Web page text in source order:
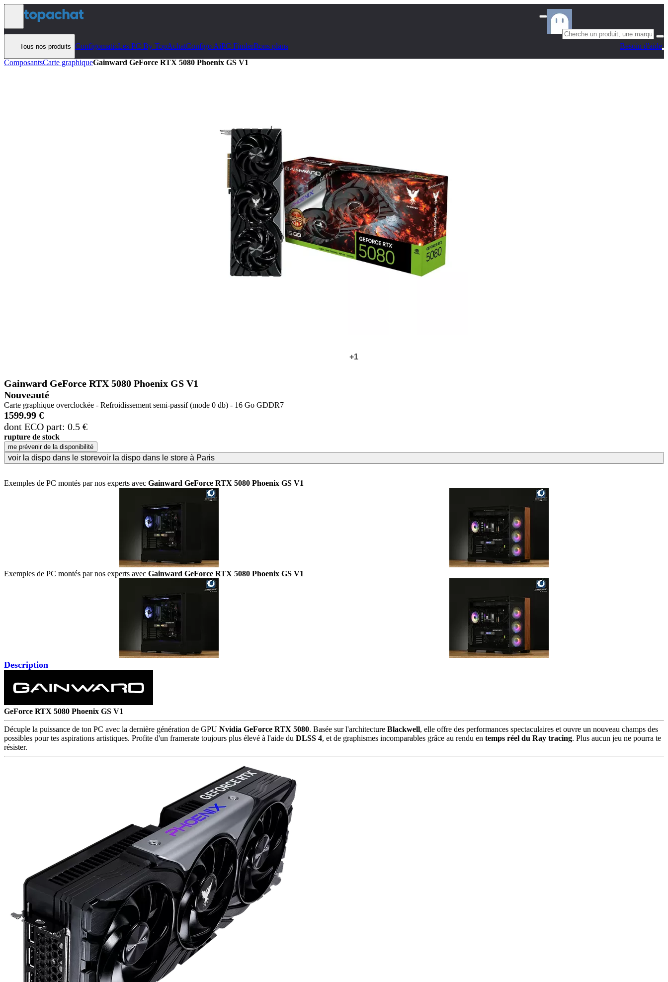
Aller au contenu
Tous nos produits ConfigomaticLes PC By TopAchatConfigo AiPC FinderBons plans
Besoin d'aide
ComposantsCarte graphiqueGainward GeForce RTX 5080 Phoenix GS V1
+1
Gainward GeForce RTX 5080 Phoenix GS V1
Nouveauté
Carte graphique overclockée - Refroidissement semi-passif (mode 0 db) - 16 Go GDDR7
1599.99 €
dont ECO part: 0.5 €
rupture de stock
me prévenir de la disponibilité
voir la dispo dans le storevoir la dispo dans le store à Paris
Exemples de PC montés par nos experts avec Gainward GeForce RTX 5080 Phoenix GS V1
Exemples de PC montés par nos experts avec Gainward GeForce RTX 5080 Phoenix GS V1
Description
GeForce RTX 5080 Phoenix GS V1
Décuple la puissance de ton PC avec la dernière génération de GPU Nvidia GeForce RTX 5080. Basée sur l'architecture Blackwell, elle offre des performances spectaculaires et ouvre un nouveau champs des
possibles pour tes aspirations artistiques. Profite d'un framerate toujours plus élevé à l'aide du DLSS 4, et de graphismes incomparables grâce au rendu en temps réel du Ray tracing. Plus aucun jeu ne pourra te
résister.